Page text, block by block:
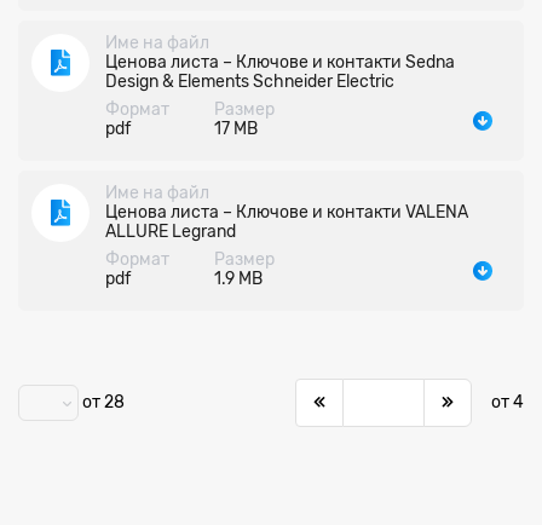
Име на файл
Ценова листа – Ключове и контакти Sedna
Design & Elements Schneider Electric
Формат
pdf
Размер
17 MB
Име на файл
Ценова листа – Ключове и контакти VALENA
ALLURE Legrand
Формат
pdf
Размер
1.9 MB
от 28 от 4